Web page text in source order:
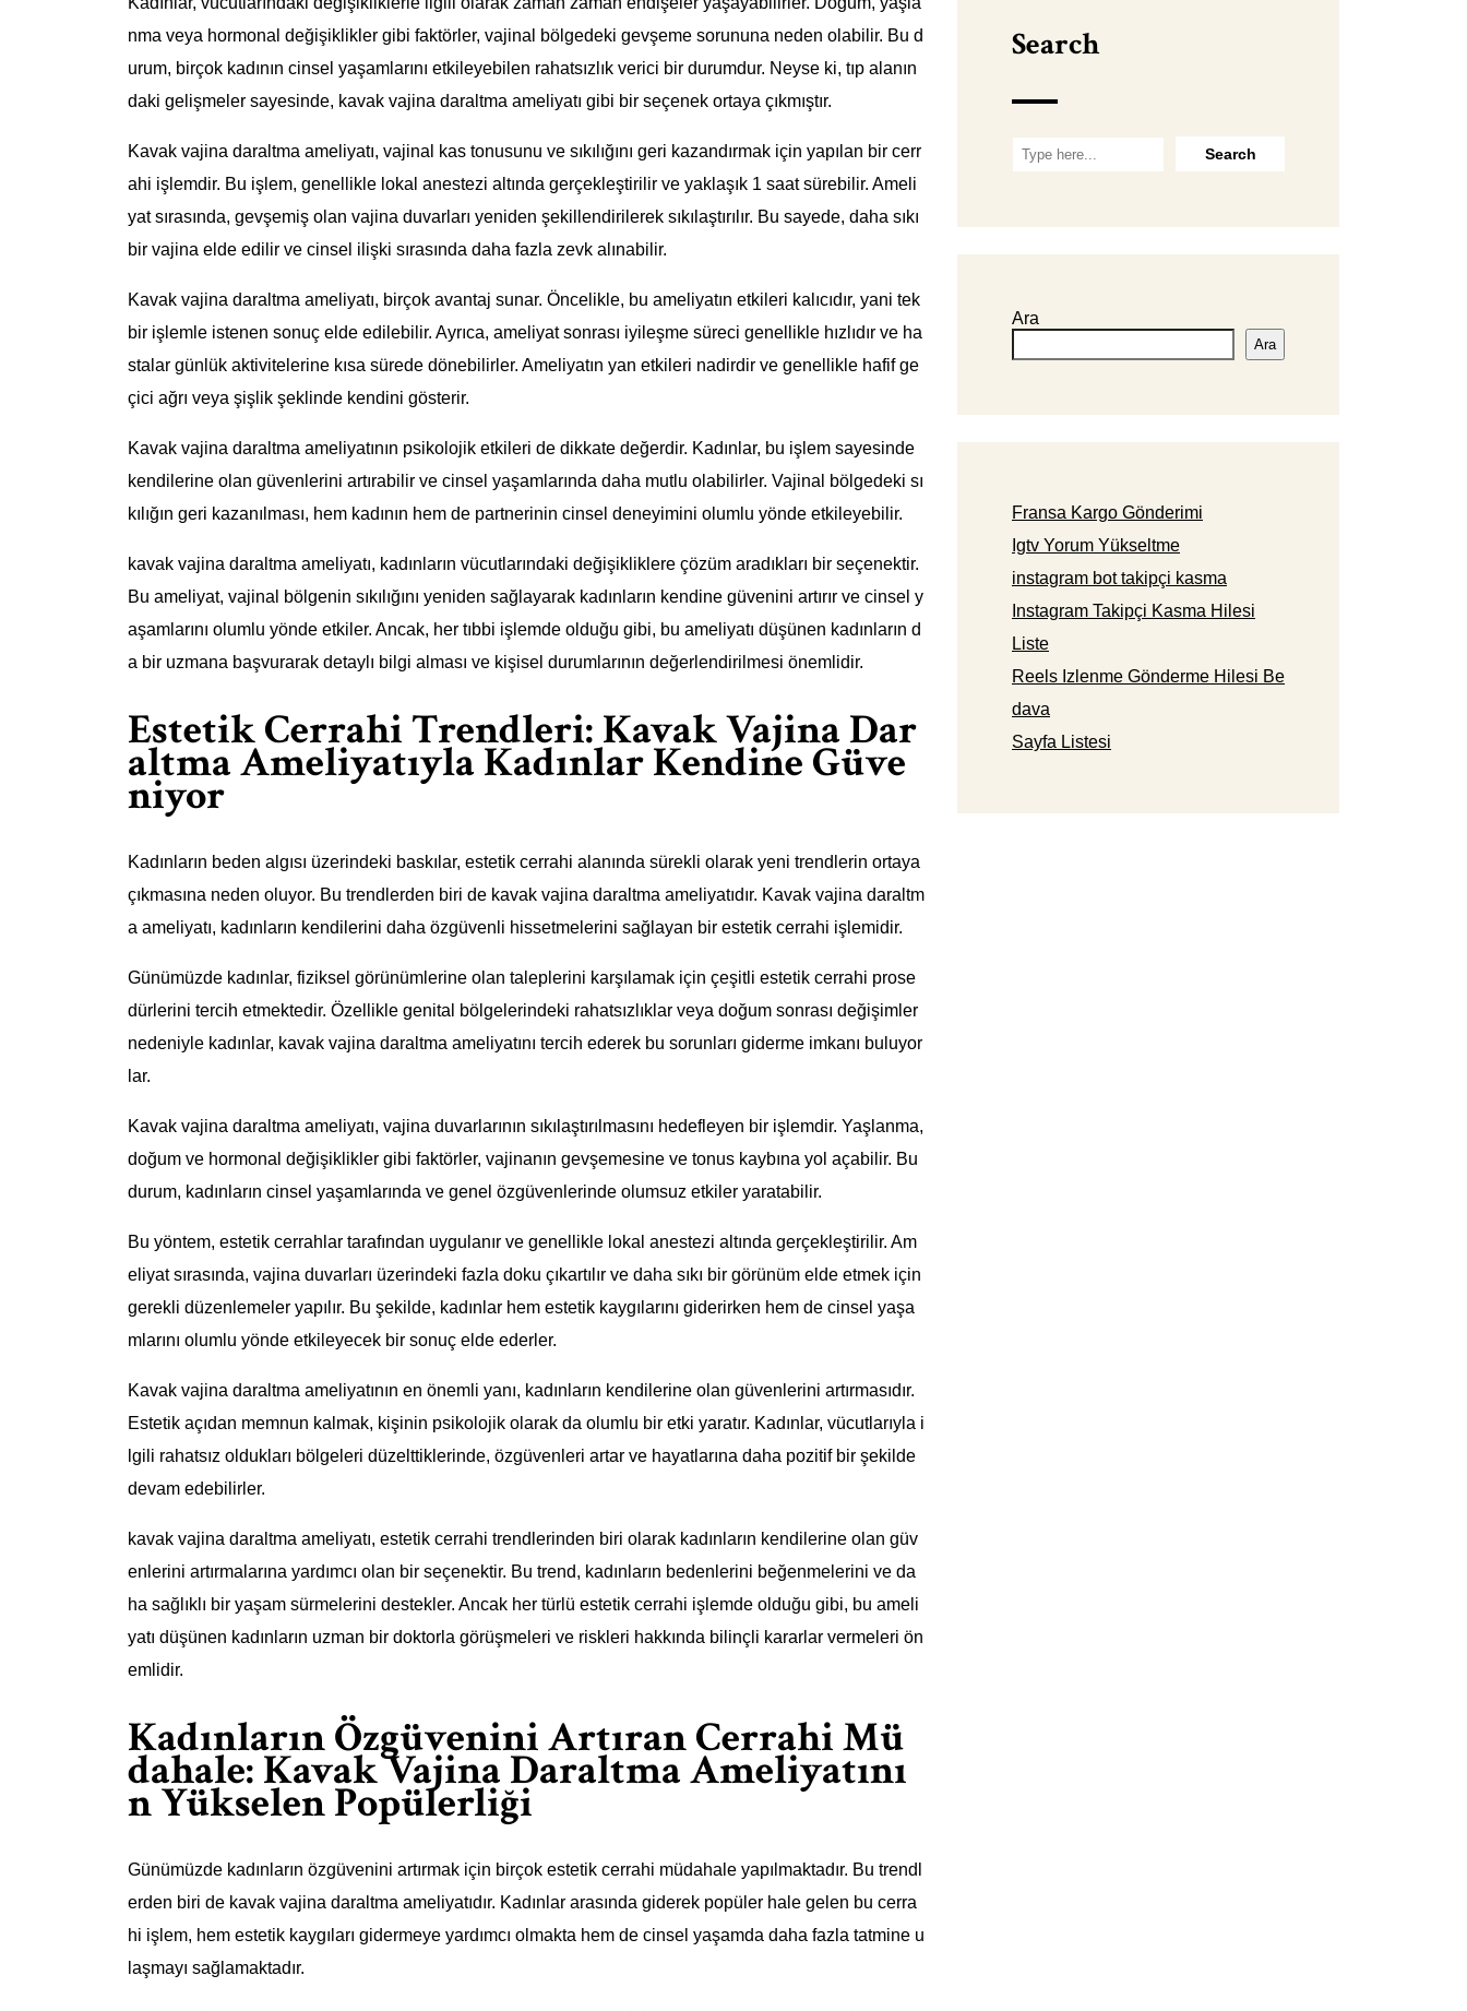
nma veya hormonal değişiklikler gibi faktörler, vajinal bölgedeki gevşeme sorununa neden olabilir. Bu d
urum, birçok kadının cinsel yaşamlarını etkileyebilen rahatsızlık verici bir durumdur. Neyse ki, tıp alanın
daki gelişmeler sayesinde, kavak vajina daraltma ameliyatı gibi bir seçenek ortaya çıkmıştır.
Kavak vajina daraltma ameliyatı, vajinal kas tonusunu ve sıkılığını geri kazandırmak için yapılan bir cerr
ahi işlemdir. Bu işlem, genellikle lokal anestezi altında gerçekleştirilir ve yaklaşık 1 saat sürebilir. Ameli
yat sırasında, gevşemiş olan vajina duvarları yeniden şekillendirilerek sıkılaştırılır. Bu sayede, daha sıkı
bir vajina elde edilir ve cinsel ilişki sırasında daha fazla zevk alınabilir.
Kavak vajina daraltma ameliyatı, birçok avantaj sunar. Öncelikle, bu ameliyatın etkileri kalıcıdır, yani tek
bir işlemle istenen sonuç elde edilebilir. Ayrıca, ameliyat sonrası iyileşme süreci genellikle hızlıdır ve ha
stalar günlük aktivitelerine kısa sürede dönebilirler. Ameliyatın yan etkileri nadirdir ve genellikle hafif ge
çici ağrı veya şişlik şeklinde kendini gösterir.
Kavak vajina daraltma ameliyatının psikolojik etkileri de dikkate değerdir. Kadınlar, bu işlem sayesinde
kendilerine olan güvenlerini artırabilir ve cinsel yaşamlarında daha mutlu olabilirler. Vajinal bölgedeki sı
kılığın geri kazanılması, hem kadının hem de partnerinin cinsel deneyimini olumlu yönde etkileyebilir.
kavak vajina daraltma ameliyatı, kadınların vücutlarındaki değişikliklere çözüm aradıkları bir seçenektir.
Bu ameliyat, vajinal bölgenin sıkılığını yeniden sağlayarak kadınların kendine güvenini artırır ve cinsel y
aşamlarını olumlu yönde etkiler. Ancak, her tıbbi işlemde olduğu gibi, bu ameliyatı düşünen kadınların d
a bir uzmana başvurarak detaylı bilgi alması ve kişisel durumlarının değerlendirilmesi önemlidir.
Estetik Cerrahi Trendleri: Kavak Vajina Dar
altma Ameliyatıyla Kadınlar Kendine Güve
niyor
Kadınların beden algısı üzerindeki baskılar, estetik cerrahi alanında sürekli olarak yeni trendlerin ortaya
çıkmasına neden oluyor. Bu trendlerden biri de kavak vajina daraltma ameliyatıdır. Kavak vajina daraltm
a ameliyatı, kadınların kendilerini daha özgüvenli hissetmelerini sağlayan bir estetik cerrahi işlemidir.
Günümüzde kadınlar, fiziksel görünümlerine olan taleplerini karşılamak için çeşitli estetik cerrahi prose
dürlerini tercih etmektedir. Özellikle genital bölgelerindeki rahatsızlıklar veya doğum sonrası değişimler
nedeniyle kadınlar, kavak vajina daraltma ameliyatını tercih ederek bu sorunları giderme imkanı buluyor
lar.
Kavak vajina daraltma ameliyatı, vajina duvarlarının sıkılaştırılmasını hedefleyen bir işlemdir. Yaşlanma,
doğum ve hormonal değişiklikler gibi faktörler, vajinanın gevşemesine ve tonus kaybına yol açabilir. Bu
durum, kadınların cinsel yaşamlarında ve genel özgüvenlerinde olumsuz etkiler yaratabilir.
Bu yöntem, estetik cerrahlar tarafından uygulanır ve genellikle lokal anestezi altında gerçekleştirilir. Am
eliyat sırasında, vajina duvarları üzerindeki fazla doku çıkartılır ve daha sıkı bir görünüm elde etmek için
gerekli düzenlemeler yapılır. Bu şekilde, kadınlar hem estetik kaygılarını giderirken hem de cinsel yaşa
mlarını olumlu yönde etkileyecek bir sonuç elde ederler.
Kavak vajina daraltma ameliyatının en önemli yanı, kadınların kendilerine olan güvenlerini artırmasıdır.
Estetik açıdan memnun kalmak, kişinin psikolojik olarak da olumlu bir etki yaratır. Kadınlar, vücutlarıyla i
lgili rahatsız oldukları bölgeleri düzelttiklerinde, özgüvenleri artar ve hayatlarına daha pozitif bir şekilde
devam edebilirler.
kavak vajina daraltma ameliyatı, estetik cerrahi trendlerinden biri olarak kadınların kendilerine olan güv
enlerini artırmalarına yardımcı olan bir seçenektir. Bu trend, kadınların bedenlerini beğenmelerini ve da
ha sağlıklı bir yaşam sürmelerini destekler. Ancak her türlü estetik cerrahi işlemde olduğu gibi, bu ameli
yatı düşünen kadınların uzman bir doktorla görüşmeleri ve riskleri hakkında bilinçli kararlar vermeleri ön
emlidir.
Kadınların Özgüvenini Artıran Cerrahi Mü
dahale: Kavak Vajina Daraltma Ameliyatını
n Yükselen Popülerliği
Günümüzde kadınların özgüvenini artırmak için birçok estetik cerrahi müdahale yapılmaktadır. Bu trendl
erden biri de kavak vajina daraltma ameliyatıdır. Kadınlar arasında giderek popüler hale gelen bu cerra
hi işlem, hem estetik kaygıları gidermeye yardımcı olmakta hem de cinsel yaşamda daha fazla tatmine u
laşmayı sağlamaktadır.
Search
Ara
Ara
Fransa Kargo Gönderimi
Igtv Yorum Yükseltme
instagram bot takipçi kasma
Instagram Takipçi Kasma Hilesi
Liste
Reels Izlenme Gönderme Hilesi Be
dava
Sayfa Listesi